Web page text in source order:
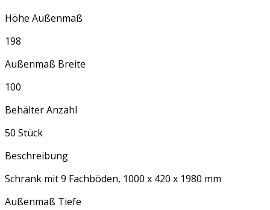
Höhe Außenmaß
198
Außenmaß Breite
100
Behälter Anzahl
50 Stück
Beschreibung
Schrank mit 9 Fachböden, 1000 x 420 x 1980 mm
Außenmaß Tiefe